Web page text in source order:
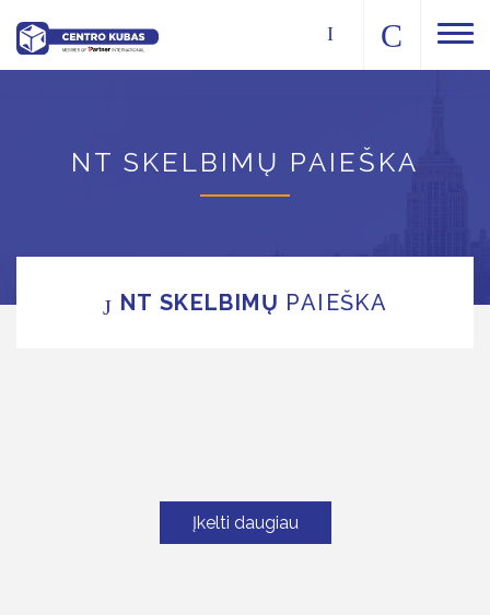
NT SKELBIMŲ PAIEŠKA
NT SKELBIMŲ PAIEŠKA
Įkelti daugiau